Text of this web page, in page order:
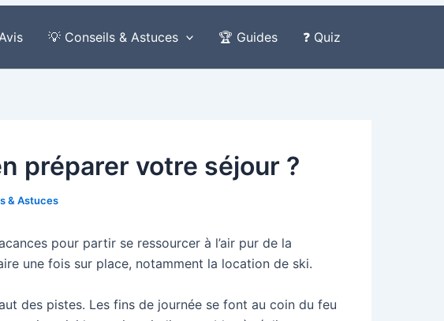
💡 Conseils & Astuces 🏆 Guides ❓ Quiz
préparer votre séjour ?
& Astuces
pour partir se ressourcer à l’air pur de la
une fois sur place, notamment la location de ski.
des pistes. Les fins de journée se font au coin du feu